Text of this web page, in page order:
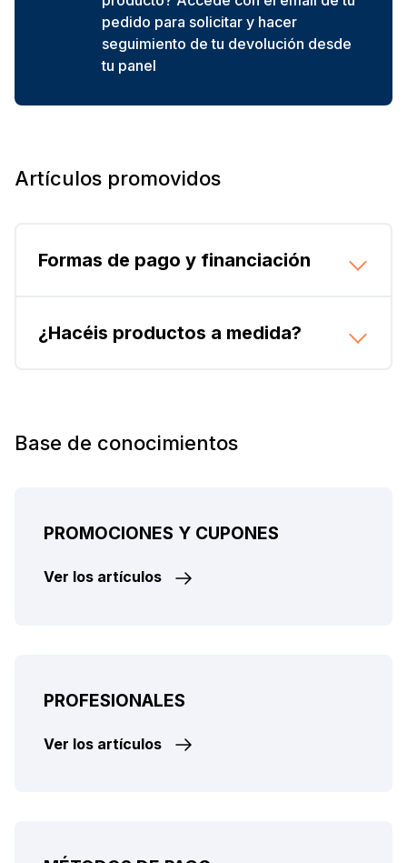
pedido para solicitar y hacer
seguimiento de tu devolución desde
tu panel
Artículos promovidos
Formas de pago y financiación
¿Hacéis productos a medida?
Base de conocimientos
PROMOCIONES Y CUPONES
Ver los artículos
PROFESIONALES
Ver los artículos